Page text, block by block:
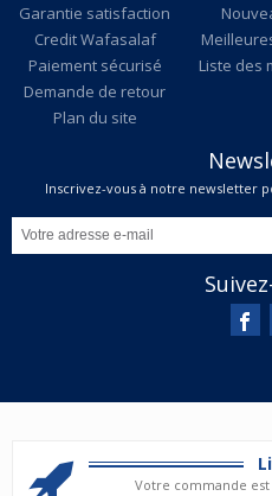
Garantie satisfaction
Credit Wafasalaf
Paiement sécurisé
Demande de retour
Plan du site
Liste des
Inscrivez-vous à notre newsletter
Votre commande